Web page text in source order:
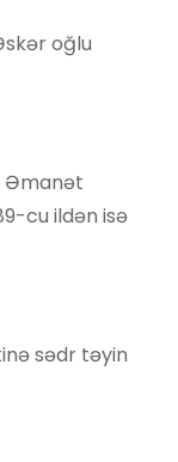
oğlu
Əmanət
cu ildən isə
sədr təyin